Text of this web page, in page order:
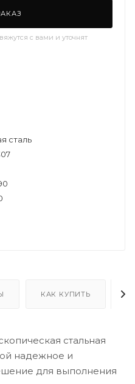
с вами и уточнят
сталь
КАК КУПИТЬ
стальная
надежное и
для выполнения